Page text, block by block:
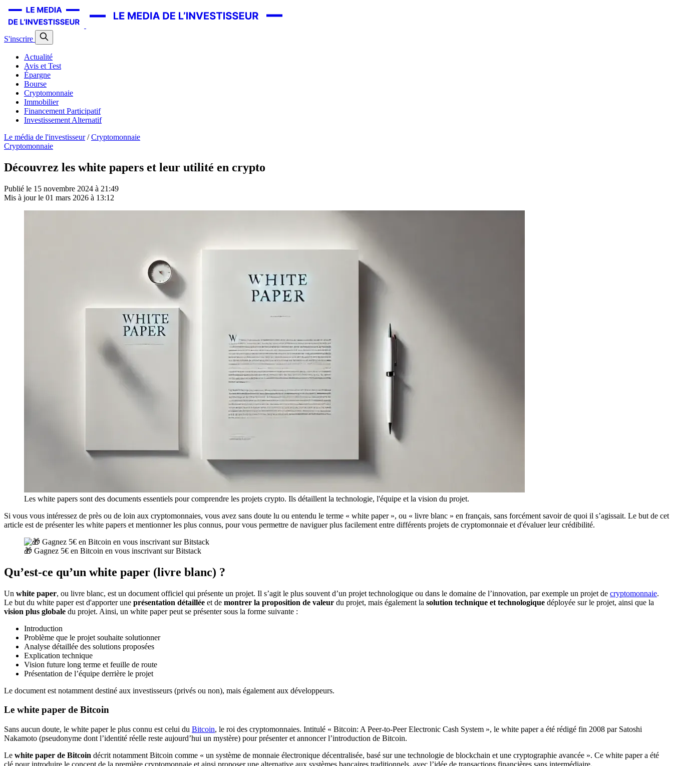
S'inscrire
Actualité
Avis et Test
Épargne
Bourse
Cryptomonnaie
Immobilier
Financement Participatif
Investissement Alternatif
Le média de l'investisseur / Cryptomonnaie
Cryptomonnaie
Découvrez les white papers et leur utilité en crypto
Publié le 15 novembre 2024 à 21:49
Mis à jour le 01 mars 2026 à 13:12
Les white papers sont des documents essentiels pour comprendre les projets crypto. Ils détaillent la technologie, l'équipe et la vision du projet.
Si vous vous intéressez de près ou de loin aux cryptomonnaies, vous avez sans doute lu ou entendu le terme « white paper », ou « livre blanc » en français, sans forcément savoir de quoi il s’agissait. Le but de cet
article est de présenter les white papers et mentionner les plus connus, pour vous permettre de naviguer plus facilement entre différents projets de cryptomonnaie et d'évaluer leur crédibilité.
🎁 Gagnez 5€ en Bitcoin en vous inscrivant sur Bitstack
Qu’est-ce qu’un white paper (livre blanc) ?
Un white paper, ou livre blanc, est un document officiel qui présente un projet. Il s’agit le plus souvent d’un projet technologique ou dans le domaine de l’innovation, par exemple un projet de cryptomonnaie.
Le but du white paper est d'apporter une présentation détaillée et de montrer la proposition de valeur du projet, mais également la solution technique et technologique déployée sur le projet, ainsi que la
vision plus globale du projet. Ainsi, un white paper peut se présenter sous la forme suivante :
Introduction
Problème que le projet souhaite solutionner
Analyse détaillée des solutions proposées
Explication technique
Vision future long terme et feuille de route
Présentation de l’équipe derrière le projet
Le document est notamment destiné aux investisseurs (privés ou non), mais également aux développeurs.
Le white paper de Bitcoin
Sans aucun doute, le white paper le plus connu est celui du Bitcoin, le roi des cryptomonnaies. Intitulé « Bitcoin: A Peer-to-Peer Electronic Cash System », le white paper a été rédigé fin 2008 par Satoshi
Nakamoto (pseudonyme dont l’identité réelle reste aujourd’hui un mystère) pour présenter et annoncer l’introduction de Bitcoin.
Le white paper de Bitcoin décrit notamment Bitcoin comme « un système de monnaie électronique décentralisée, basé sur une technologie de blockchain et une cryptographie avancée ». Ce white paper a été
clé pour introduire le concept de la première cryptomonnaie et ainsi proposer une alternative aux systèmes bancaires traditionnels, avec l’idée de transactions financières sans intermédiaire.